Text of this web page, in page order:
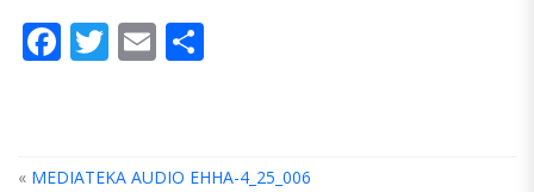
Facebook
Twitter
Email
« MEDIATEKA AUDIO EHHA-4_25_006